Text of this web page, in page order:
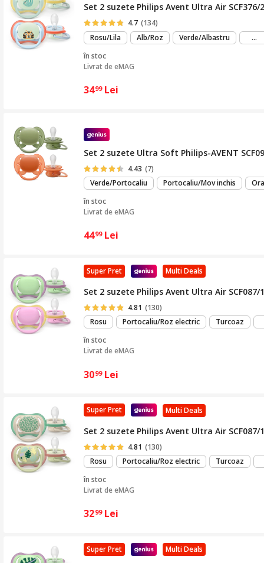
Set 2 suzete Philips Avent Ultra Air
4.7 (134)
Rosu/Lila
Alb/Roz Verde/Albastru ...
în stoc
Livrat deeMAG
3499 Lei
Set 2 suzete Ultra Soft Philips-AVENT
4.43 (7)
Verde/Portocaliu
Portocaliu/Mov inchis
în stoc
Livrat deeMAG
4499 Lei
Multi Deals
Super Pret
Set 2 suzete Philips Avent Ultra Air
4.81 (130)
Rosu
Portocaliu/Roz electric
Turcoaz
în stoc
Livrat deeMAG
3099 Lei
Multi Deals
Super Pret
Set 2 suzete Philips Avent Ultra Air
4.81 (130)
Rosu
Portocaliu/Roz electric
Turcoaz
în stoc
Livrat deeMAG
3299 Lei
Multi Deals
Super Pret